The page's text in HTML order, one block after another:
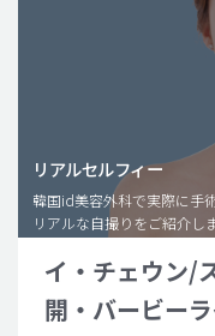
豊胸手術・バストアップ
プチ整形
脂肪吸引 (大容量)
メンズ整形
リアルセルフィー
韓国id美容外科で実際に手
リアルな自撮りをご紹介しま
イ・チェウン/
開・バービー